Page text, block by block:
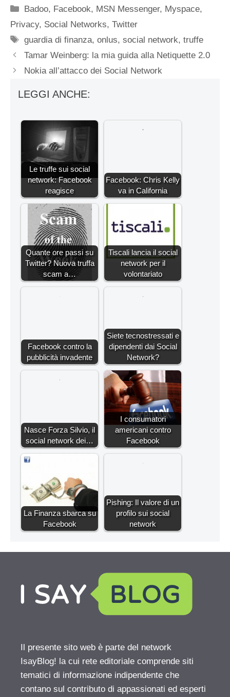
Categorie
Badoo, Facebook, MSN Messenger, Myspace,
Privacy, Social Networks, Twitter
Tag
guardia di finanza,onlus,social network,truffe
Tamar Weinberg: la mia guida alla Netiquette 2.0
Nokia all’attacco dei Social Network
LEGGI ANCHE:
Le truffe sui social
network: Facebook
reagisce
Facebook: Chris Kelly
va in California
Quante ore passi su
Twitter? Nuova truffa
scam a…
Tiscali lancia il social
network per il
volontariato
Facebook contro la
pubblicità invadente
Siete tecnostressati e
dipendenti dai Social
Network?
Nasce Forza Silvio, il
social network dei…
I consumatori
americani contro
Facebook
La Finanza sbarca su
Facebook
Pishing: Il valore di un
profilo sui social
network
Il presente sito web è parte del network
IsayBlog! la cui rete editoriale comprende siti
tematici di informazione indipendente che
contano sul contributo di appassionati ed esperti